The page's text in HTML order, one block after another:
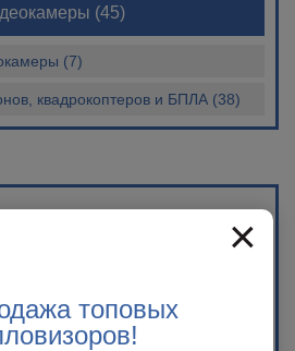
(45)
(7)
квадрокоптеров и БПЛА (38)
%(17)
×
топовых